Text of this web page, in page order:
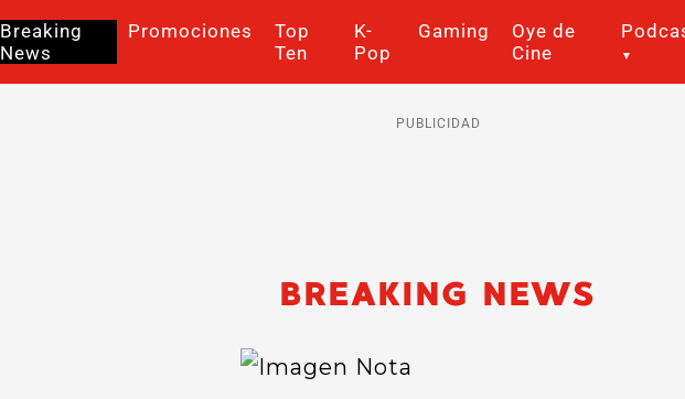
Breaking
News
Promociones
Top
Ten
K-
Pop
Gaming
Oye de
Cine
PUBLICIDAD
BREAKING NEWS